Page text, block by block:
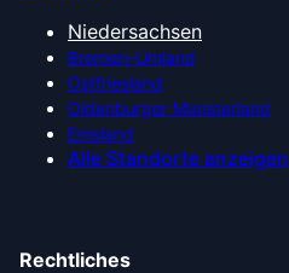
Niedersachsen
Bremen-Umland
Ostfriesland
Oldenburger Münsterland
Emsland
Alle Standorte anzeigen
Rechtliches